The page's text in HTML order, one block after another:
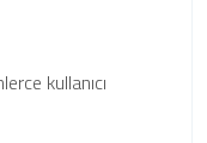
kullanıcı